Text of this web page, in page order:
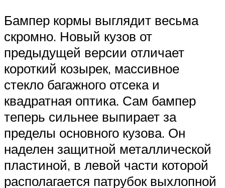
Бампер кормы выглядит весьма
скромно. Новый кузов от
предыдущей версии отличает
короткий козырек, массивное
стекло багажного отсека и
квадратная оптика. Сам бампер
теперь сильнее выпирает за
пределы основного кузова. Он
наделен защитной металлической
пластиной, в левой части которой
располагается патрубок выхлопной